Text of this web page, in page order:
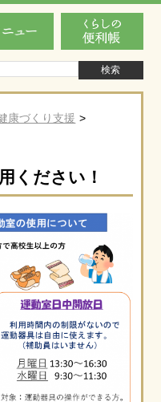
康づくり支援
ください！